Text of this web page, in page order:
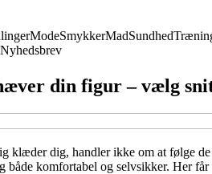
ModeSmykkerMadSundhed
Nyhedsbrev
din figur – vælg
klæder dig, handler ikke om at følge
både komfortabel og selvsikker. Her